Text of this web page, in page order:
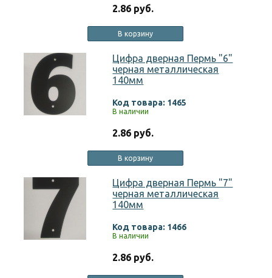
2.86 руб.
В корзину
Цифра дверная Пермь "6"
черная металлическая
140мм
Код товара: 1465
В наличии
2.86 руб.
В корзину
Цифра дверная Пермь "7"
черная металлическая
140мм
Код товара: 1466
В наличии
2.86 руб.